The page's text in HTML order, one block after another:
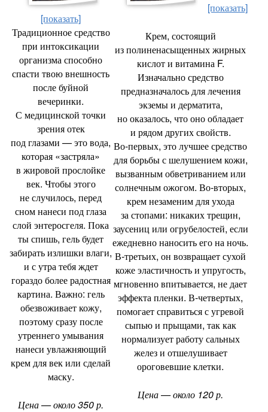
[показать]
Традиционное средство
при интоксикации
организма способно
спасти твою внешность
после буйной
вечеринки.
С медицинской точки
зрения отек
под глазами — это вода,
которая «застряла»
в жировой прослойке
век. Чтобы этого
не случилось, перед
сном нанеси под глаза
слой энтеросгеля. Пока
ты спишь, гель будет
забирать излишки влаги,
и с утра тебя ждет
гораздо более радостная
картина. Важно: гель
обезвоживает кожу,
поэтому сразу после
утреннего умывания
нанеси увлажняющий
крем для век или сделай
маску.
Цена — около 350 р.
[показать]
Крем, состоящий
из полиненасыщенных жирных
кислот и витамина F.
Изначально средство
предназначалось для лечения
экземы и дерматита,
но оказалось, что оно обладает
и рядом других свойств.
Во‑первых, это лучшее средство
для борьбы с шелушением кожи,
вызванным обветриванием или
солнечным ожогом. Во‑вторых,
крем незаменим для ухода
за стопами: никаких трещин,
заусениц или огрубелостей, если
ежедневно наносить его на ночь.
В-третьих, он возвращает сухой
коже эластичность и упругость,
мгновенно впитывается, не дает
эффекта пленки. В-четвертых,
помогает справиться с угревой
сыпью и прыщами, так как
нормализует работу сальных
желез и отшелушивает
ороговевшие клетки.
Цена — около 120 р.